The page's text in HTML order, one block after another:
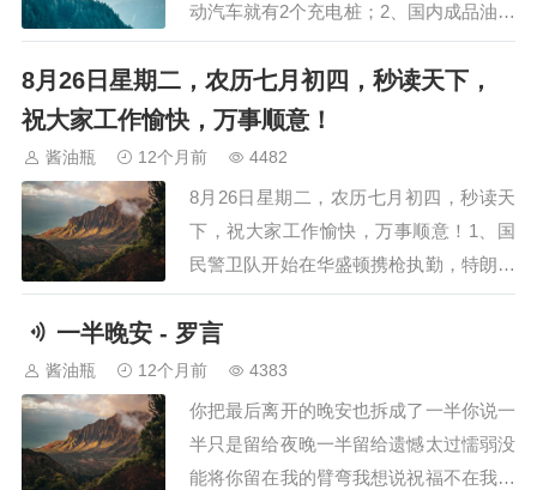
动汽车就有2个充电桩；2、国内成品油价
年内第七次下调，汽油每吨下调180元，
车主加满一箱油少花7元；3、我国江门中
微子实验大型科学装置正式运行：位于地
下700米，可以探测53公里外台山和阳江
8月26日星期二，农历七月初四，秒读天下，
祝大家工作愉快，万事顺意！
酱油瓶 12个月前 4482
8月26日星期二，农历七月初四，秒读天
下，祝大家工作愉快，万事顺意！1、国
民警卫队开始在华盛顿携枪执勤，特朗普
还准备向美国第三大城市派兵2、美团回
应“退款未到账”：已修复信息滞后问题，
每笔订单都可追溯3、大连科技学院通报
工资停发：因贷款担保纠纷延期发放，已
解决4、前东方甄选主播顿顿单飞后首
秀，两天直…
一半晚安 - 罗言
酱油瓶 12个月前 4383
你把最后离开的晚安也拆成了一半你说一
半只是留给夜晚一半留给遗憾太过懦弱没
能将你留在我的臂弯我想说祝福不在我身